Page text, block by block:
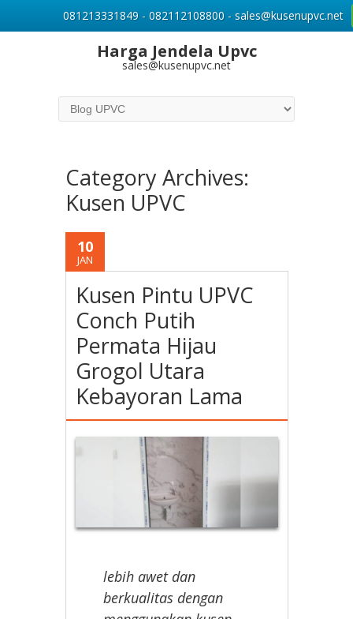
Harga Jendela Upvc
sales@kusenupvc.net
Category Archives:
Kusen UPVC
10
JAN
Kusen Pintu UPVC
Conch Putih
Permata Hijau
Grogol Utara
Kebayoran Lama
lebih awet dan
berkualitas dengan
081213331849 - 082112108800 - sales@kusenupvc.net